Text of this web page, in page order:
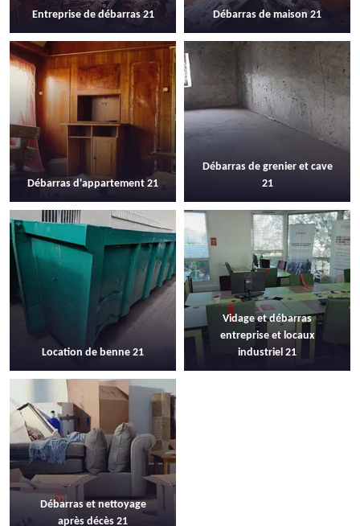
Entreprise de débarras 21 Débarras de maison 21
Débarras d'appartement 21
Débarras de grenier et cave
21
Location de benne 21
Vidage et débarras
entreprise et locaux
industriel 21
Débarras et nettoyage
après décès 21